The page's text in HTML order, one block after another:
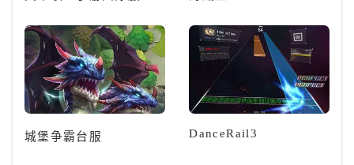
城堡争霸台服 DanceRail3